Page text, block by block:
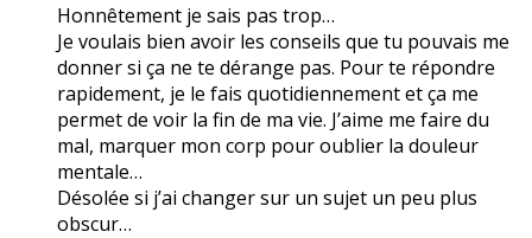
Honnêtement je sais pas trop…
Je voulais bien avoir les conseils que tu pouvais me
donner si ça ne te dérange pas. Pour te répondre
rapidement, je le fais quotidiennement et ça me
permet de voir la fin de ma vie. J’aime me faire du
mal, marquer mon corp pour oublier la douleur
mentale…
Désolée si j’ai changer sur un sujet un peu plus
obscur…